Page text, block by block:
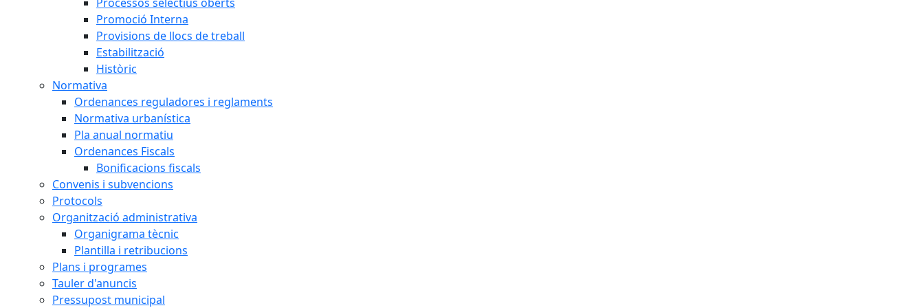
Promoció Interna
Provisions de llocs de treball
Estabilització
Històric
Normativa
Ordenances reguladores i reglaments
Normativa urbanística
Pla anual normatiu
Ordenances Fiscals
Bonificacions fiscals
Convenis i subvencions
Protocols
Organització administrativa
Organigrama tècnic
Plantilla i retribucions
Plans i programes
Tauler d'anuncis
Pressupost municipal